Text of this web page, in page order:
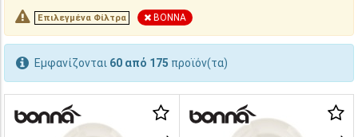
Επιλεγμένα Φίλτρα BONNA
Εμφανίζονται 60 από 175 προϊόν(τα)